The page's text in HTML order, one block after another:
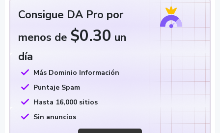
Consigue DA Pro por
menos de $0.30 un
día
Más Dominio Información
Puntaje Spam
Hasta 16,000 sitios
Sin anuncios